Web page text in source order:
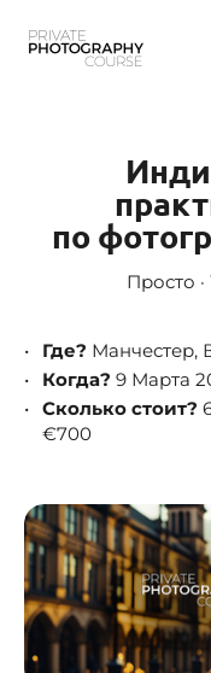
по
Просто
Где? Манчестер,
Когда? 9 Марта
Сколько стоит?
€700